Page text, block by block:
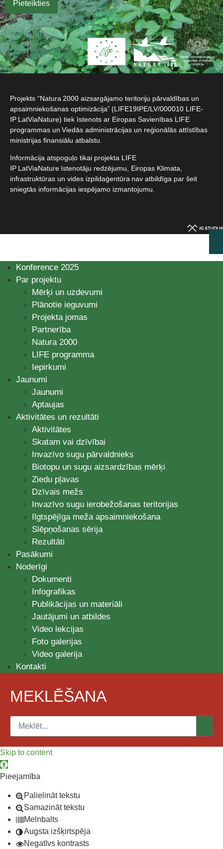
Projekts “Natura 2000 aizsargājamo teritoriju pārvaldības un
apsaimniekošanas optimizācija” (LIFE19IPE/LV/000010 LIFE-
IP LatViaNature) tiek īstenots ar Eiropas Savienības LIFE
programmas un Viedās administrācijas un reģionālās attīstības
ministrijas finansiālu atbalstu.​
Informācija atspoguļo tikai projekta LIFE
IP LatViaNature īstenotāju redzējumu, Eiropas Klimata,
infrastruktūras un vides izpildaģentūra nav atbildīga par šeit
sniegtās informācijas iespējamo izmantojumu.​
Konference 2025
Par projektu
Mērķi un uzdevumi
Plānotie ieguvumi
Projekta jomas
Partnerība
Natura 2000
LIFE programma
Iepirkumi
Jaunumi
Jaunumi
Aptaujas
Aktivitātes un rezultāti
Aktivitātes
Skatam vai dzīvībai
Invazīvo sugu pārvaldnieks
Biotopu un sugu aizsardzības mērķi
Ziedu pļavas
Dzīvais mežs
Invazīvo sugu ierobežošanas teritorijas
Ilgtspējīga meža apsaimniekošana
Slēpņošanas sērija
Rezultāti
Pasākumi
Noderīgi
Dokumenti
Infografikas
Publikācijas un materiāli
Jautājumi un atbildes
Video lekcijas
Foto galerijas
Video galerija
Kontakti
MEKLĒŠANA
Skip to content
Open toolbar
Pieejamība
Palielināt tekstu
Samazināt tekstu
Melnbalts
Augsta izšķirtspēja
Negatīvs kontrasts